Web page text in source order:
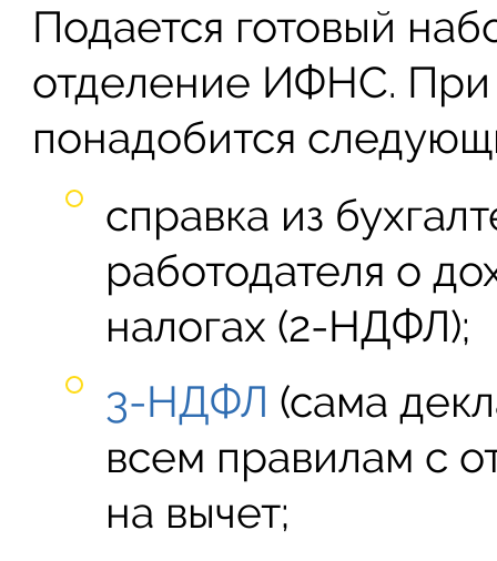
Подается готовый
отделение ИФНС. При
понадобится
справка из
работодателя о
налогах (2-НДФЛ);
3-НДФЛ (сама
всем правилам с
на вычет;